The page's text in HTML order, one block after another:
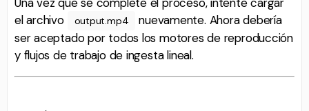
Una vez que se complete el proceso, intente cargar
el archivo
output.mp4
nuevamente. Ahora debería
ser aceptado por todos los motores de reproducción
y flujos de trabajo de ingesta lineal.